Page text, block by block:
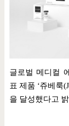
글로벌 메디컬
표 제품 ‘쥬베룩
을 달성했다고